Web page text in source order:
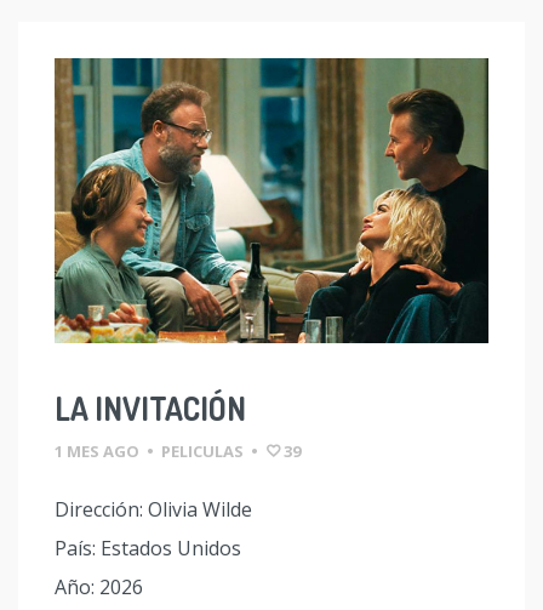
LA INVITACIÓN
1 MES AGO • PELICULAS • 39
Dirección: Olivia Wilde
País: Estados Unidos
Año: 2026